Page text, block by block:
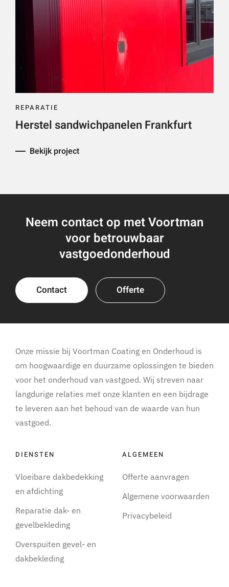
REPARATIE
Herstel sandwichpanelen Frankfurt
Bekijk project
Neem contact op met Voortman
voor betrouwbaar
vastgoedonderhoud
Contact Offerte
Onze missie bij Voortman Coating en Onderhoud is
om hoogwaardige en duurzame oplossingen te bieden
voor het onderhoud van vastgoed. Wij streven naar
langdurige relaties met onze klanten en een bijdrage
te leveren aan het behoud van de waarde van hun
vastgoed.
DIENSTEN
Vloeibare dakbedekking
en afdichting
Reparatie dak- en
gevelbekleding
Overspuiten gevel- en
dakbekleding
ALGEMEEN
Offerte aanvragen
Algemene voorwaarden
Privacybeleid